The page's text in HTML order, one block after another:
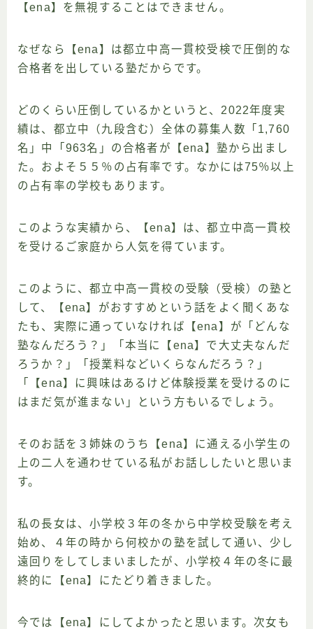
【ena】を無視することはできません。
なぜなら【ena】は都立中高一貫校受検で圧倒的な
合格者を出している塾だからです。
どのくらい圧倒しているかというと、2022年度実
績は、都立中（九段含む）全体の募集人数「1,760
名」中「963名」の合格者が【ena】塾から出まし
た。およそ５５％の占有率です。なかには75％以上
の占有率の学校もあります。
このような実績から、【ena】は、都立中高一貫校
を受けるご家庭から人気を得ています。
このように、都立中高一貫校の受験（受検）の塾と
して、【ena】がおすすめという話をよく聞くあな
たも、実際に通っていなければ【ena】が「どんな
塾なんだろう？」「本当に【ena】で大丈夫なんだ
ろうか？」「授業料などいくらなんだろう？」
「【ena】に興味はあるけど体験授業を受けるのに
はまだ気が進まない」という方もいるでしょう。
そのお話を３姉妹のうち【ena】に通える小学生の
上の二人を通わせている私がお話ししたいと思いま
す。
私の長女は、小学校３年の冬から中学校受験を考え
始め、４年の時から何校かの塾を試して通い、少し
遠回りをしてしまいましたが、小学校４年の冬に最
終的に【ena】にたどり着きました。
今では【ena】にしてよかったと思います。次女も